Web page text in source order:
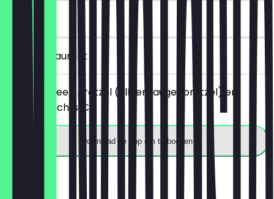
in het restaurant
Je bestelt een pretzel (alleen laugenpretzel) en
betaalt slechts €1.
Download de app om te boeken